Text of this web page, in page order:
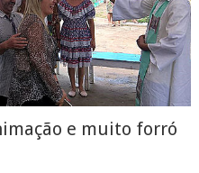
e muito forró